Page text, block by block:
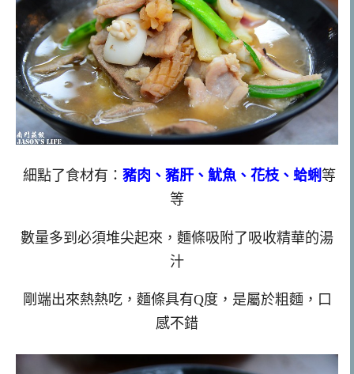
細點了食材有： 豬肉、豬肝、魷魚、花枝、蛤蜊 等
等
數量多到必須堆尖起來，麵條吸附了吸收精華的湯
汁
剛端出來熱熱吃，麵條具有Q度，是屬於粗麵，口
感不錯